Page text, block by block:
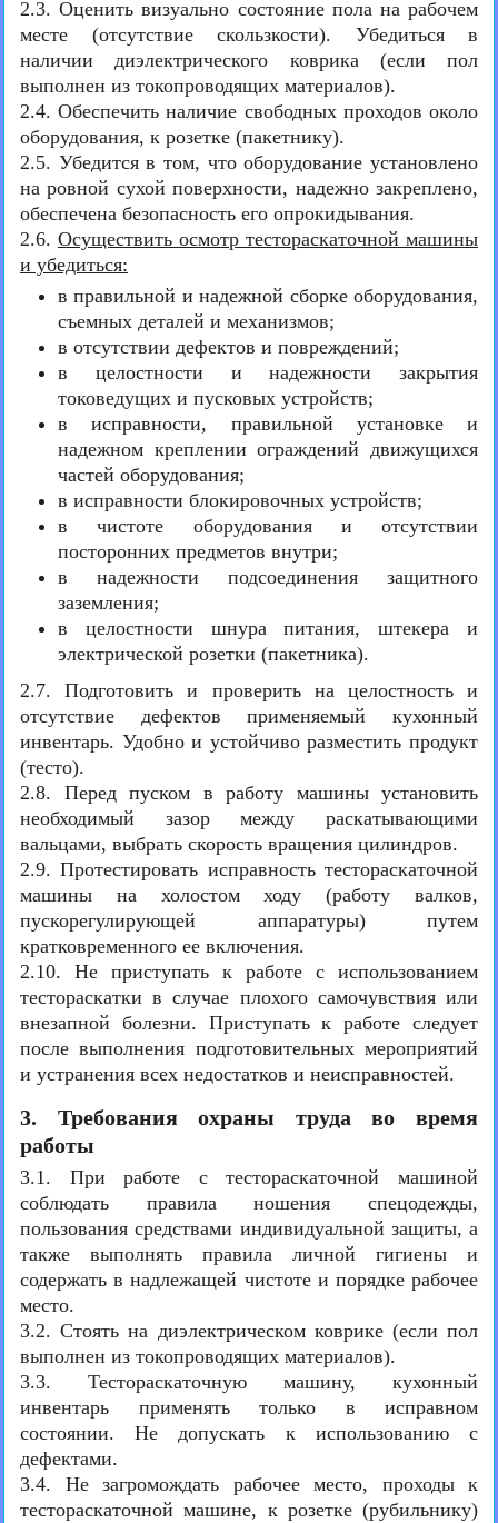
2.3. Оценить визуально состояние пола на рабочем
месте (отсутствие скользкости). Убедиться в
наличии диэлектрического коврика (если пол
выполнен из токопроводящих материалов).
2.4. Обеспечить наличие свободных проходов около
оборудования, к розетке (пакетнику).
2.5. Убедится в том, что оборудование установлено
на ровной сухой поверхности, надежно закреплено,
обеспечена безопасность его опрокидывания.
2.6. Осуществить осмотр тестораскаточной машины
и убедиться:
в правильной и надежной сборке оборудования,
съемных деталей и механизмов;
в отсутствии дефектов и повреждений;
в целостности и надежности закрытия
токоведущих и пусковых устройств;
в исправности, правильной установке и
надежном креплении ограждений движущихся
частей оборудования;
в исправности блокировочных устройств;
в чистоте оборудования и отсутствии
посторонних предметов внутри;
в надежности подсоединения защитного
заземления;
в целостности шнура питания, штекера и
электрической розетки (пакетника).
2.7. Подготовить и проверить на целостность и
отсутствие дефектов применяемый кухонный
инвентарь. Удобно и устойчиво разместить продукт
(тесто).
2.8. Перед пуском в работу машины установить
необходимый зазор между раскатывающими
вальцами, выбрать скорость вращения цилиндров.
2.9. Протестировать исправность тестораскаточной
машины на холостом ходу (работу валков,
пускорегулирующей аппаратуры) путем
кратковременного ее включения.
2.10. Не приступать к работе с использованием
тестораскатки в случае плохого самочувствия или
внезапной болезни. Приступать к работе следует
после выполнения подготовительных мероприятий
и устранения всех недостатков и неисправностей.
3. Требования охраны труда во время
работы
3.1. При работе с тестораскаточной машиной
соблюдать правила ношения спецодежды,
пользования средствами индивидуальной защиты, а
также выполнять правила личной гигиены и
содержать в надлежащей чистоте и порядке рабочее
место.
3.2. Стоять на диэлектрическом коврике (если пол
выполнен из токопроводящих материалов).
3.3. Тестораскаточную машину, кухонный
инвентарь применять только в исправном
состоянии. Не допускать к использованию с
дефектами.
3.4. Не загромождать рабочее место, проходы к
тестораскаточной машине, к розетке (рубильнику)